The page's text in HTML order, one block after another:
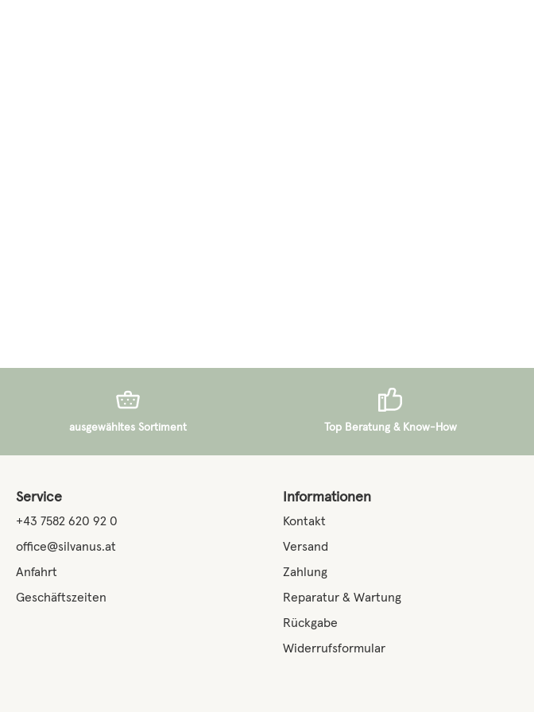
ausgewähltes Sortiment Top Beratung & Know-How
Service
+43 7582 620 92 0
office@silvanus.at
Anfahrt
Geschäftszeiten
Informationen
Kontakt
Versand
Zahlung
Reparatur & Wartung
Rückgabe
Widerrufsformular